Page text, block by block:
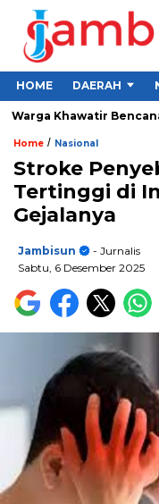
HOME DAERAH
Khawatir Bencana
Home / Nasional
Stroke
Tertinggi di
Gejalanya
Jambisun
- Jurnalis
Sabtu, 6 Desember 2025